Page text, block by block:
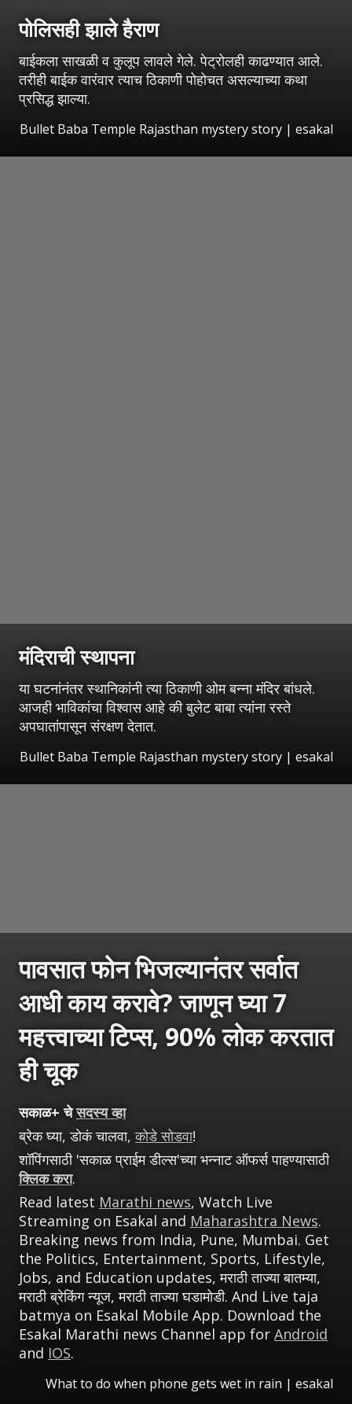
पोलिसही झाले हैराण
बाईकला साखळी व कुलूप लावले गेले. पेट्रोलही काढण्यात आले.
तरीही बाईक वारंवार त्याच ठिकाणी पोहोचत असल्याच्या कथा
प्रसिद्ध झाल्या.
Bullet Baba Temple Rajasthan mystery story | esakal
मंदिराची स्थापना
या घटनांनंतर स्थानिकांनी त्या ठिकाणी ओम बन्ना मंदिर बांधले.
आजही भाविकांचा विश्वास आहे की बुलेट बाबा त्यांना रस्ते
अपघातांपासून संरक्षण देतात.
Bullet Baba Temple Rajasthan mystery story | esakal
पावसात फोन भिजल्यानंतर सर्वात
आधी काय करावे? जाणून घ्या 7
महत्त्वाच्या टिप्स, 90% लोक करतात
ही चूक
सकाळ+ चेसदस्य व्हा
ब्रेक घ्या, डोकं चालवा,कोडे सोडवा!
शॉपिंगसाठी 'सकाळ प्राईम डील्स'च्या भन्नाट ऑफर्स पाहण्यासाठी
क्लिक करा.
Read latest Marathi news, Watch Live
Streaming on Esakal and Maharashtra News.
Breaking news from India, Pune, Mumbai. Get
the Politics, Entertainment, Sports, Lifestyle,
Jobs, and Education updates, मराठी ताज्या बातम्या,
मराठी ब्रेकिंग न्यूज, मराठी ताज्या घडामोडी. And Live taja
batmya on Esakal Mobile App. Download the
Esakal Marathi news Channel app for Android
and IOS.
What to do when phone gets wet in rain | esakal